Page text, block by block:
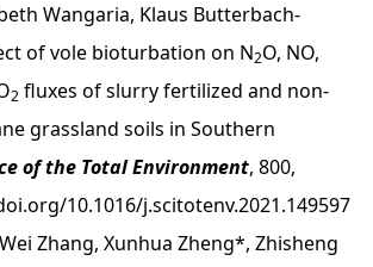
Wangaria, Klaus Butterbach-
of vole bioturbation on N2O, NO,
2 fluxes of slurry fertilized and non-
grassland soils in Southern
of the Total Environment, 800,
10.1016/j.scitotenv.2021.149597
Zhang, Xunhua Zheng*, Zhisheng